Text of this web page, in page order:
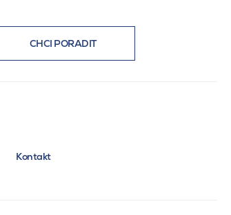
CHCI PORADIT
Kontakt